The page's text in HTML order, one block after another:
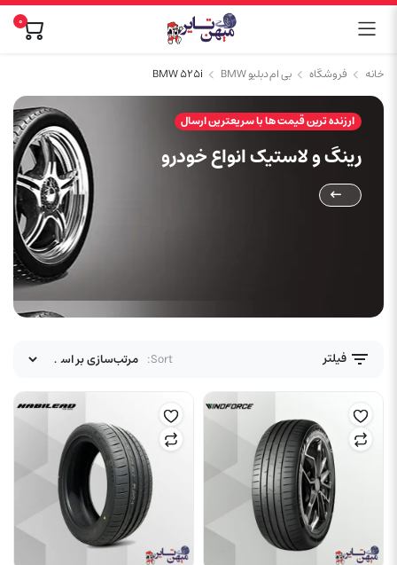
0
خانه فروشگاه بی ام دبلیو BMW BMW 525i
ارزنده ترین قیمت ها با سریعترین ارسال
رینگ و لاستیک انواع خودرو
فیلتر Sort: